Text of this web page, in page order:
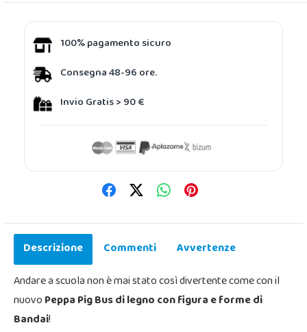
100% pagamento sicuro
Consegna 48-96 ore.
Invio Gratis > 90 €
Descrizione Commenti
Avvertenze
Andare a scuola non è mai stato così divertente come con il
nuovoPeppa Pig Bus di legno con figura e forme di
Bandai!